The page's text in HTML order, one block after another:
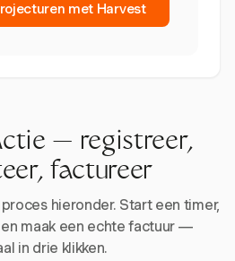
met Harvest
— registreer,
factureer
hieronder. Start een timer,
maak een echte factuur —
in drie klikken.